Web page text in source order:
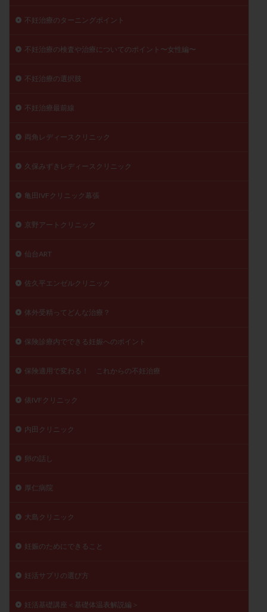
不妊治療のターニングポイント
不妊治療の検査や治療についてのポイント〜女性編〜
不妊治療の選択肢
不妊治療最前線
両角レディースクリニック
久保みずきレディースクリニック
亀田IVFクリニック幕張
京野アートクリニック
仙台ART
佐久平エンゼルクリニック
体外受精ってどんな治療？
保険診療内でできる妊娠へのポイント
保険適用で変わる！ これからの不妊治療
俵IVFクリニック
内田クリニック
卵の話し
厚仁病院
大島クリニック
妊娠のためにできること
妊活サプリの選び方
妊活基礎講座＜基礎体温表解説編＞